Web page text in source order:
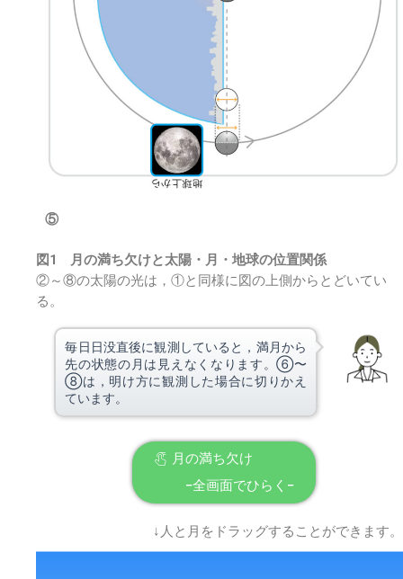
⑤
図1 月の満ち欠けと太陽・月・地球の位置関係
②～⑧の太陽の光は，①と同様に図の上側からとどいてい
る。
毎日日没直後に観測していると，満月から
先の状態の月は見えなくなります。⑥〜
⑧は，明け方に観測した場合に切りかえ
ています。
月の満ち欠け
−全画面でひらく−
↓人と月をドラッグすることができます。